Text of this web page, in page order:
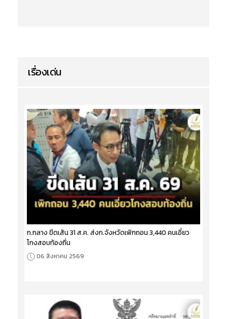
เรื่องเด่น
ก.กลาง ขีดเส้น 31 ส.ค. ส่งก.จังหวัดเพิกถอน 3,440 คนเอี่ยว
โกงสอบท้องถิ่น
06 สิงหาคม 2569